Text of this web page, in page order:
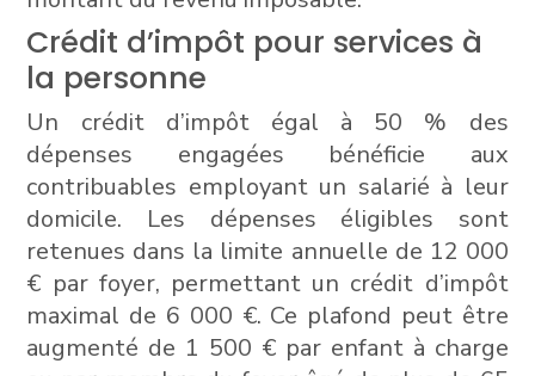
Crédit d’impôt pour services à
la personne
Un crédit d’impôt égal à 50 % des
dépenses engagées bénéficie aux
contribuables employant un salarié à leur
domicile. Les dépenses éligibles sont
retenues dans la limite annuelle de 12 000
€ par foyer, permettant un crédit d’impôt
maximal de 6 000 €. Ce plafond peut être
augmenté de 1 500 € par enfant à charge